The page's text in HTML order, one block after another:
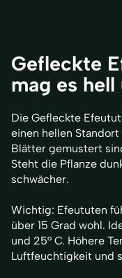
Gefleckte
mag es
Die Gefleckte
einen hellen
Blätter gemustert
Steht die Pflanze
schwächer.
Wichtig: Efeututen
über 15 Grad wohl.
und 25° C. Höhere
Luftfeuchtigkeit und